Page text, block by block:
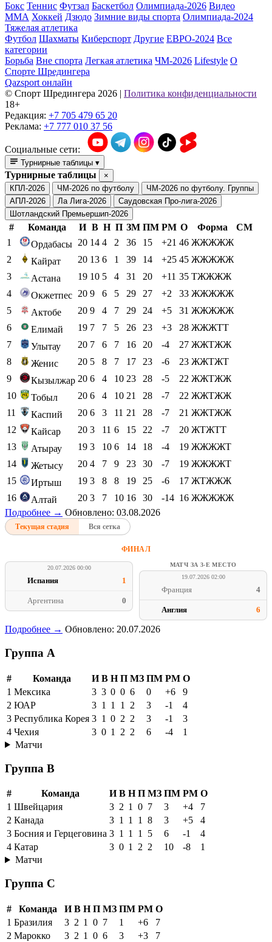
Бокс Теннис Футзал Баскетбол Олимпиада-2026 Видео
ММА Хоккей Дзюдо Зимние виды спорта Олимпиада-2024
Тяжелая атлетика
Футбол Шахматы Киберспорт Другие ЕВРО-2024 Все
категории
Борьба Вне спорта Легкая атлетика ЧМ-2026 Lifestyle О
Спорте Шредингера
Qazsport онлайн
© Cпорт Шредингера 2026 | Политика конфиденциальности
18+
Редакция: +7 705 479 65 20
Реклама: +7 777 010 37 56
Социальные сети:
Турнирные таблицы ▾
Турнирные таблицы
×
КПЛ-2026
ЧМ-2026 по футболу
ЧМ-2026 по футболу. Группы
АПЛ-2026
Ла Лига-2026
Саудовская Про-лига-2026
Шотландский Премьершип-2026
# Команда И В Н П ЗМ ПМ РМ О Форма
СМ
1
Ордабасы 20 14 4 2 36 15 +21 46 ЖЖЖЖЖ
2
Кайрат 20 13 6 1 39 14 +25 45 ЖЖЖЖЖ
3
Астана 19 10 5 4 31 20 +11 35 ТЖЖЖЖ
4
Окжетпес 20 9 6 5 29 27 +2 33 ЖЖЖЖЖ
5
Актобе 20 9 4 7 29 24 +5 31 ЖЖЖЖЖ
6
Елимай 19 7 7 5 26 23 +3 28 ЖЖЖТТ
7
Улытау 20 7 6 7 16 20 -4 27 ЖЖТЖЖ
8
Женис 20 5 8 7 17 23 -6 23 ЖЖТЖТ
9
Кызылжар 20 6 4 10 23 28 -5 22 ЖЖТЖЖ
10
Тобыл 20 6 4 10 21 28 -7 22 ЖЖТЖЖ
11
Каспий 20 6 3 11 21 28 -7 21 ЖЖТЖЖ
12
Кайсар 20 3 11 6 15 22 -7 20 ЖТЖТТ
13
Атырау 19 3 10 6 14 18 -4 19 ЖЖЖЖТ
14
Жетысу 20 4 7 9 23 30 -7 19 ЖЖЖЖТ
15
Иртыш 19 3 8 8 19 25 -6 17 ЖТЖЖЖ
16
Алтай 20 3 7 10 16 30 -14 16 ЖЖЖЖЖ
Подробнее → Обновлено: 03.08.2026
Текущая стадия Вся сетка
ФИНАЛ
20.07.2026 00:00
Испания 1
Аргентина 0
МАТЧ ЗА 3-Е МЕСТО
19.07.2026 02:00
Франция 4
Англия 6
Подробнее → Обновлено: 20.07.2026
Группа A
# Команда И В Н П МЗ ПМ РМ О
1 Мексика 3 3 0 0 6 0 +6
9
2 ЮАР 3 1 1 1 2 3 -1
4
3 Республика Корея 3 1 0 2 2 3 -1
3
4 Чехия 3 0 1 2 2 6 -4
1
Матчи
Группа B
# Команда И В Н П МЗ ПМ РМ О
1 Швейцария 3 2 1 0 7 3 +4
7
2 Канада 3 1 1 1 8 3 +5
4
3 Босния и Герцеговина 3 1 1 1 5 6 -1
4
4 Катар 3 0 1 2 2 10 -8
1
Матчи
Группа C
# Команда И В Н П МЗ ПМ РМ О
1 Бразилия 3 2 1 0 7 1 +6
7
2 Марокко 3 2 1 0 6 3 +3 7